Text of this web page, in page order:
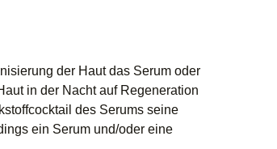
der Haut das Serum oder
in der Nacht auf Regeneration
des Serums seine
ein Serum und/oder eine